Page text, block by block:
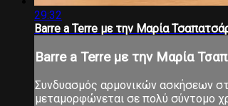
29:32
Barre a Terre με την Μαρία
Barre a Terre με την Μαρία
Συνδυασμός αρμονικών ασκήσεων
μεταμορφώνεται σε πολύ σύντομο